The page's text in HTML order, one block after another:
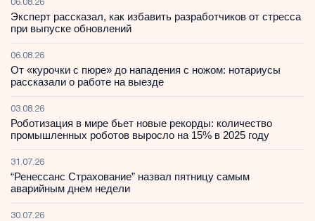
06.08.26
Эксперт рассказал, как избавить разработчиков от стресса
при выпуске обновлений
06.08.26
От «курочки с пюре» до нападения с ножом: нотариусы
рассказали о работе на выезде
03.08.26
Роботизация в мире бьет новые рекорды: количество
промышленных роботов выросло на 15% в 2025 году
31.07.26
“Ренессанс Страхование” назвал пятницу самым
аварийным днем недели
30.07.26